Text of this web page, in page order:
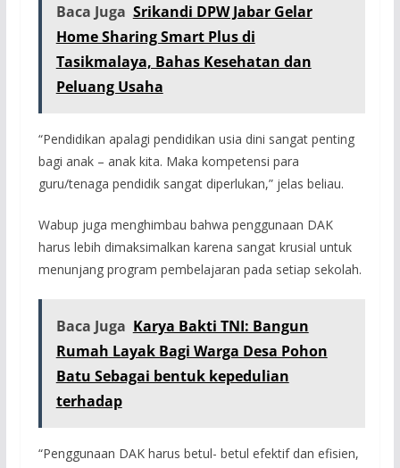
Baca Juga Srikandi DPW Jabar Gelar
Home Sharing Smart Plus di
Tasikmalaya, Bahas Kesehatan dan
Peluang Usaha
“Pendidikan apalagi pendidikan usia dini sangat penting
bagi anak – anak kita. Maka kompetensi para
guru/tenaga pendidik sangat diperlukan,” jelas beliau.
Wabup juga menghimbau bahwa penggunaan DAK
harus lebih dimaksimalkan karena sangat krusial untuk
menunjang program pembelajaran pada setiap sekolah.
Baca Juga Karya Bakti TNI: Bangun
Rumah Layak Bagi Warga Desa Pohon
Batu Sebagai bentuk kepedulian
terhadap
“Penggunaan DAK harus betul- betul efektif dan efisien,